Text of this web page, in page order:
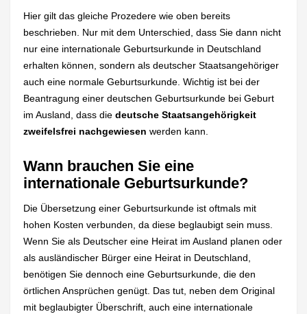
Hier gilt das gleiche Prozedere wie oben bereits
beschrieben. Nur mit dem Unterschied, dass Sie dann nicht
nur eine internationale Geburtsurkunde in Deutschland
erhalten können, sondern als deutscher Staatsangehöriger
auch eine normale Geburtsurkunde. Wichtig ist bei der
Beantragung einer deutschen Geburtsurkunde bei Geburt
im Ausland, dass diedeutsche Staatsangehörigkeit
zweifelsfrei nachgewiesen werden kann.
Wann brauchen Sie eine
internationale Geburtsurkunde?
Die Übersetzung einer Geburtsurkunde ist oftmals mit
hohen Kosten verbunden, da diese beglaubigt sein muss.
Wenn Sie als Deutscher eine Heirat im Ausland planen oder
als ausländischer Bürger eine Heirat in Deutschland,
benötigen Sie dennoch eine Geburtsurkunde, die den
örtlichen Ansprüchen genügt. Das tut, neben dem Original
mit beglaubigter Überschrift, auch eine internationale